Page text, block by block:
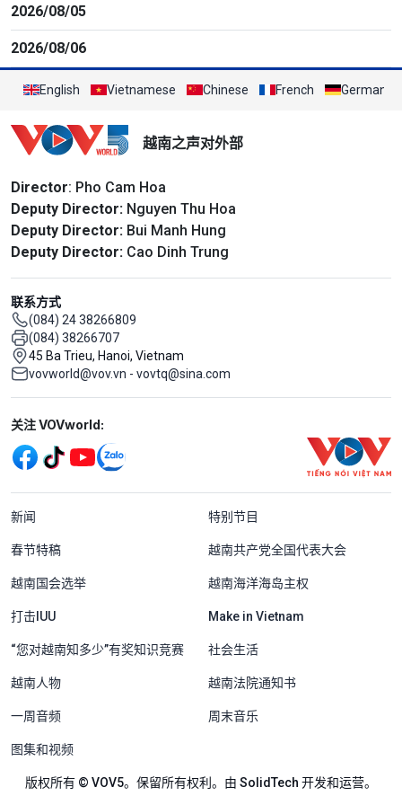
2026/08/05
2026/08/06
English Vietnamese Chinese French German
越南之声对外部
Director: Pho Cam Hoa
Deputy Director: Nguyen Thu Hoa
Deputy Director: Bui Manh Hung
Deputy Director: Cao Dinh Trung
联系方式
(084) 24 38266809
(084) 38266707
45 Ba Trieu, Hanoi, Vietnam
vovworld@vov.vn - vovtq@sina.com
Mạng xã hội
关注 VOVworld:
Menu footer tiếng Trung Quốc
新闻 特别节目
春节特稿 越南共产党全国代表大会
越南国会选举 越南海洋海岛主权
打击IUU Make in Vietnam
“您对越南知多少”有奖知识竞赛 社会生活
越南人物 越南法院通知书
一周音频 周末音乐
图集和视频
版权所有 © VOV5。保留所有权利。由 SolidTech 开发和运营。